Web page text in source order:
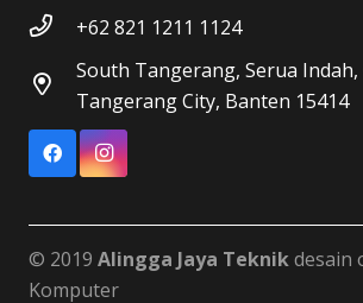
+62 821 1211 1124
South Tangerang, Serua
Tangerang City, Banten 15414
© 2019 Alingga Jaya Teknikdesain
Komputer